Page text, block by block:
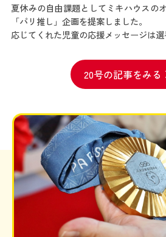
夏休みの自由課題としてミキハウスの
「パリ推し」企画を提案しました。
応じてくれた児童の応援メッセージは選
20号の記事をみる